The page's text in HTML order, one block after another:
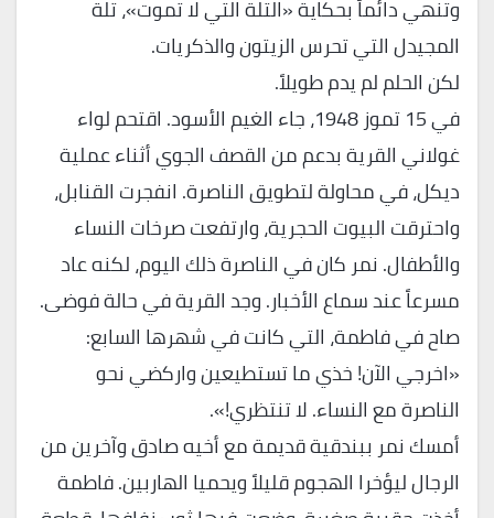
وتنهي دائماً بحكاية «التلة التي لا تموت»، تلة
المجيدل التي تحرس الزيتون والذكريات.
لكن الحلم لم يدم طويلاً.
في 15 تموز 1948، جاء الغيم الأسود. اقتحم لواء
غولاني القرية بدعم من القصف الجوي أثناء عملية
ديكل، في محاولة لتطويق الناصرة. انفجرت القنابل،
واحترقت البيوت الحجرية، وارتفعت صرخات النساء
والأطفال. نمر كان في الناصرة ذلك اليوم، لكنه عاد
مسرعاً عند سماع الأخبار. وجد القرية في حالة فوضى.
صاح في فاطمة، التي كانت في شهرها السابع:
«اخرجي الآن! خذي ما تستطيعين واركضي نحو
الناصرة مع النساء. لا تنتظري!».
أمسك نمر ببندقية قديمة مع أخيه صادق وآخرين من
الرجال ليؤخرا الهجوم قليلاً ويحميا الهاربين. فاطمة